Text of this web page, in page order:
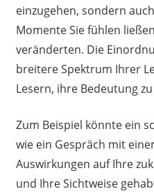
einzugehen, sondern
Momente Sie fühlen
veränderten. Die
breitere Spektrum Ihrer
Lesern, ihre Bedeutung
Zum Beispiel könnte ein
wie ein Gespräch mit
Auswirkungen auf Ihre
und Ihre Sichtweise